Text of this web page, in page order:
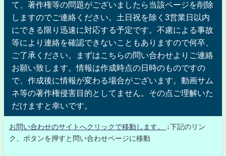
て、著作権等の問題がございましたら当該ページを削除
しますのでご連絡ください。土日祝を除く3営業日以内
にできる限り迅速に対応する予定です。不慮による事故
等により連絡を確認できないこともありますので何卒、
ご了承ください。まずはこちらの問い合わせよりご連絡
お願い致します。情報は作成時点の日時のものですの
で、作成後に情報が変わる場合がございます。動画サム
ネ等の著作権侵害目的としてません。その点ご理解いた
だけますと幸いです。
お問い合わせのサイトへクリックで移動します。
↓下記のリン
ク、ボタンを押すと問い合わせページに移動